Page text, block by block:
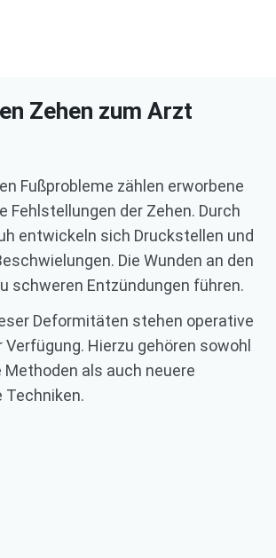
Zehen zum Arzt
Fußprobleme zählen erworbene
Fehlstellungen der Zehen. Durch
entwickeln sich Druckstellen und
Die Wunden an den
schweren Entzündungen führen.
Deformitäten stehen operative
Hierzu gehören sowohl
als auch neuere
Techniken.